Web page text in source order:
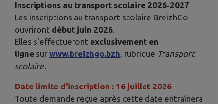
Inscriptions au transport scolaire 2026‑2027
Les inscriptions au transport scolaire BreizhGo
ouvriront début juin 2026.
Elles s'effectueront exclusivement en
ligne sur www.breizhgo.bzh, rubrique Transport
scolaire.
Date limite d'inscription : 16 juillet 2026
Toute demande reçue après cette date entraînera